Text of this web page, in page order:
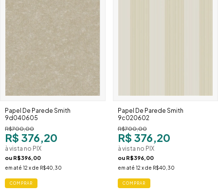
Papel De Parede Smith
9d040605
R$700,00
R$ 376,20
à vista no PIX
ou R$396,00
em até 12 x de R$40,30
COMPRAR
Papel De Parede Smith
9c020602
R$700,00
R$ 376,20
à vista no PIX
ou R$396,00
em até 12 x de R$40,30
COMPRAR